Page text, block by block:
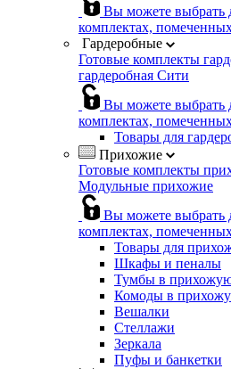
Вы можете выбрать
комплектах,
Гардеробные
Готовые комплекты
гардеробная Сити
Вы можете выбрать
комплектах,
Товары для
Прихожие
Готовые комплекты
Модульные прихожие
Вы можете выбрать
комплектах,
Товары для
Шкафы и пеналы
Тумбы в
Комоды в
Вешалки
Стеллажи
Зеркала
Пуфы и банкетки